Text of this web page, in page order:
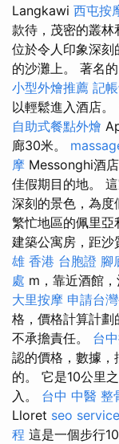
Langkawi 西屯按
款待，茂密的叢
位於令人印象深
的沙灘上。 著名
小型外燴推薦 記
以輕鬆進入酒店。
自助式餐點外燴
廊30米。
摩 Messonghi酒
佳假期目的地。
深刻的景色，為
繁忙地區的佩里亞
建築公寓房，距
雄 香港 台胞證 腳
處 m，靠近酒館
大里按摩 申請台
格，價格計算計劃
不承擔責任。 台
認的價格，數據，
的。 它是10公里
入。 台中 中醫 整
Lloret seo
程 這是一個步行